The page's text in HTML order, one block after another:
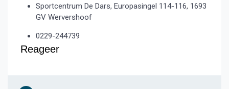
Sportcentrum De Dars, Europasingel 114-116, 1693
GV Wervershoof
0229-244739
Reageer